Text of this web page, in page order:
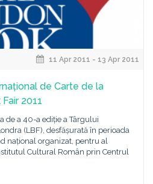
11 Apr 2011 - 13 Apr 2011
de Carte de la
2011
de a 40-a ediție a Târgului
(LBF), desfășurată în perioada
național organizat, pentru al
Cultural Român prin Centrul